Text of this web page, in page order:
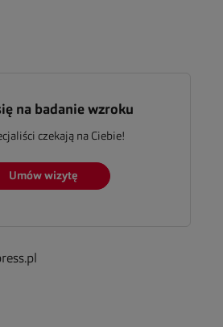
na badanie wzroku
czekają na Ciebie!
Umów wizytę